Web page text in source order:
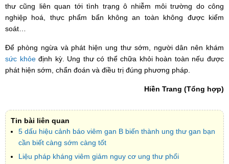
thư cũng liên quan tới tình trạng ô nhiễm môi trường do công
nghiệp hoá, thực phẩm bẩn không an toàn không được kiểm
soát…
Để phòng ngừa và phát hiện ung thư sớm, người dân nên khám
sức khỏeđịnh kỳ. Ung thư có thể chữa khỏi hoàn toàn nếu được
phát hiện sớm, chẩn đoán và điều trị đúng phương pháp.
Hiền Trang (Tổng hợp)
Tin bài liên quan
5 dấu hiệu cảnh báo viêm gan B biến thành ung thư gan bạn
cần biết càng sớm càng tốt
Liệu pháp kháng viêm giảm nguy cơ ung thư phổi